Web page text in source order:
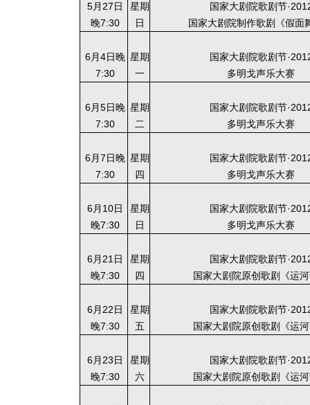
5月27日
晚7:30
星期
日
国家大剧院歌剧节
国家大剧院制作歌剧《假面
6月4日晚
7:30
星期
一
国家大剧院歌剧节
多明戈声乐大赛
6月5日晚
7:30
星期
二
国家大剧院歌剧节
多明戈声乐大赛
6月7日晚
7:30
星期
四
国家大剧院歌剧节
多明戈声乐大赛
6月10日
晚7:30
星期
日
国家大剧院歌剧节
多明戈声乐大赛
6月21日
晚7:30
星期
四
国家大剧院歌剧节
国家大剧院原创歌剧《运
6月22日
晚7:30
星期
五
国家大剧院歌剧节
国家大剧院原创歌剧《运
6月23日
晚7:30
星期
六
国家大剧院歌剧节
国家大剧院原创歌剧《运